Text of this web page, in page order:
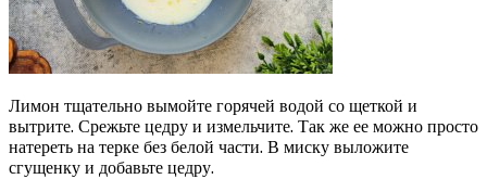
Лимон тщательно вымойте горячей водой со щеткой и
вытрите. Срежьте цедру и измельчите. Так же ее можно просто
натереть на терке без белой части. В миску выложите
сгущенку и добавьте цедру.